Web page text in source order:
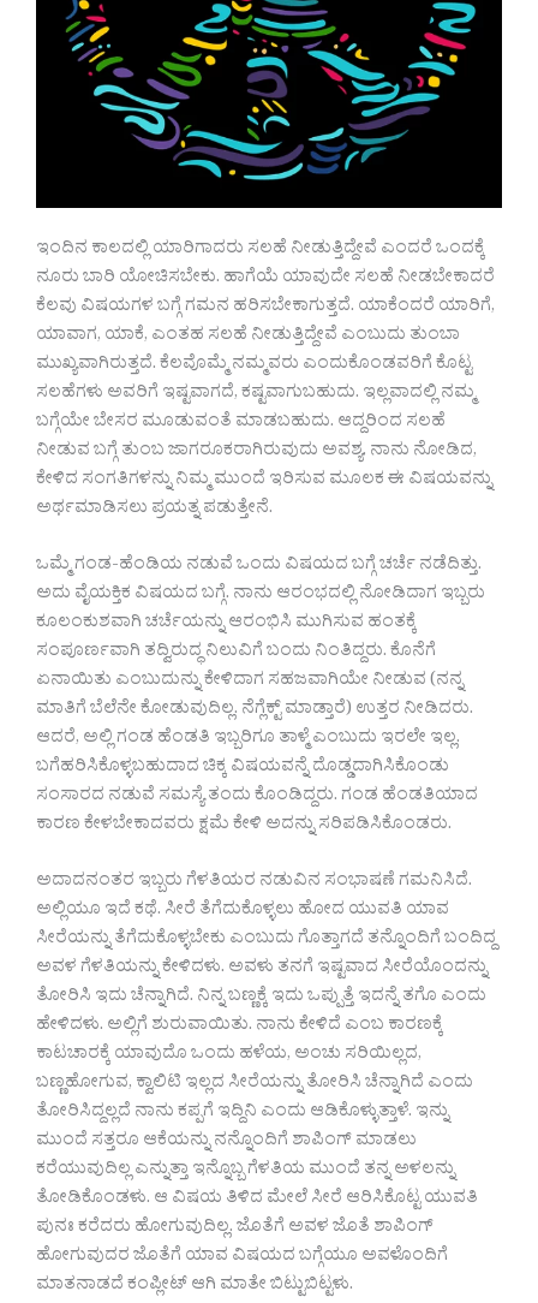
ಇಂದಿನ ಕಾಲದಲ್ಲಿ ಯಾರಿಗಾದರು ಸಲಹೆ ನೀಡುತ್ತಿದ್ದೇವೆ ಎಂದರೆ ಒಂದಕ್ಕೆ
ನೂರು ಬಾರಿ ಯೋಚಿಸಬೇಕು. ಹಾಗೆಯೆ ಯಾವುದೇ ಸಲಹೆ ನೀಡಬೇಕಾದರೆ
ಕೆಲವು ವಿಷಯಗಳ ಬಗ್ಗೆ ಗಮನ ಹರಿಸಬೇಕಾಗುತ್ತದೆ. ಯಾಕೆಂದರೆ ಯಾರಿಗೆ,
ಯಾವಾಗ, ಯಾಕೆ, ಎಂತಹ ಸಲಹೆ ನೀಡುತ್ತಿದ್ದೇವೆ ಎಂಬುದು ತುಂಬಾ
ಮುಖ್ಯವಾಗಿರುತ್ತದೆ. ಕೆಲವೊಮ್ಮೆ ನಮ್ಮವರು ಎಂದುಕೊಂಡವರಿಗೆ ಕೊಟ್ಟ
ಸಲಹೆಗಳು ಅವರಿಗೆ ಇಷ್ಟವಾಗದೆ, ಕಷ್ಟವಾಗುಬಹುದು. ಇಲ್ಲವಾದಲ್ಲಿ ನಮ್ಮ
ಬಗ್ಗೆಯೇ ಬೇಸರ ಮೂಡುವಂತೆ ಮಾಡಬಹುದು. ಆದ್ದರಿಂದ ಸಲಹೆ
ನೀಡುವ ಬಗ್ಗೆ ತುಂಬ ಜಾಗರೂಕರಾಗಿರುವುದು ಅವಶ್ಯ. ನಾನು ನೋಡಿದ,
ಕೇಳಿದ ಸಂಗತಿಗಳನ್ನು ನಿಮ್ಮ ಮುಂದೆ ಇರಿಸುವ ಮೂಲಕ ಈ ವಿಷಯವನ್ನು
ಅರ್ಥಮಾಡಿಸಲು ಪ್ರಯತ್ನ ಪಡುತ್ತೇನೆ.
ಒಮ್ಮೆ ಗಂಡ-ಹೆಂಡಿಯ ನಡುವೆ ಒಂದು ವಿಷಯದ ಬಗ್ಗೆ ಚರ್ಚೆ ನಡೆದಿತ್ತು.
ಅದು ವೈಯಕ್ತಿಕ ವಿಷಯದ ಬಗ್ಗೆ. ನಾನು ಆರಂಭದಲ್ಲಿ ನೋಡಿದಾಗ ಇಬ್ಬರು
ಕೂಲಂಕುಶವಾಗಿ ಚರ್ಚೆಯನ್ನು ಆರಂಭಿಸಿ ಮುಗಿಸುವ ಹಂತಕ್ಕೆ
ಸಂಪೂರ್ಣವಾಗಿ ತದ್ವಿರುದ್ಧ ನಿಲುವಿಗೆ ಬಂದು ನಿಂತಿದ್ದರು. ಕೊನೆಗೆ
ಏನಾಯಿತು ಎಂಬುದುನ್ನು ಕೇಳಿದಾಗ ಸಹಜವಾಗಿಯೇ ನೀಡುವ (ನನ್ನ
ಮಾತಿಗೆ ಬೆಲೆನೇ ಕೋಡುವುದಿಲ್ಲ. ನೆಗ್ಲೆಕ್ಟ್ ಮಾಡ್ತಾರೆ) ಉತ್ತರ ನೀಡಿದರು.
ಆದರೆ, ಅಲ್ಲಿ ಗಂಡ ಹೆಂಡತಿ ಇಬ್ಬರಿಗೂ ತಾಳ್ಮೆ ಎಂಬುದು ಇರಲೇ ಇಲ್ಲ.
ಬಗೆಹರಿಸಿಕೊಳ್ಳಬಹುದಾದ ಚಿಕ್ಕ ವಿಷಯವನ್ನೆ ದೊಡ್ಡದಾಗಿಸಿಕೊಂಡು
ಸಂಸಾರದ ನಡುವೆ ಸಮಸ್ಯೆ ತಂದು ಕೊಂಡಿದ್ದರು. ಗಂಡ ಹೆಂಡತಿಯಾದ
ಕಾರಣ ಕೇಳಬೇಕಾದವರು ಕ್ಷಮೆ ಕೇಳಿ ಅದನ್ನು ಸರಿಪಡಿಸಿಕೊಂಡರು.
ಅದಾದನಂತರ ಇಬ್ಬರು ಗೆಳತಿಯರ ನಡುವಿನ ಸಂಭಾಷಣೆ ಗಮನಿಸಿದೆ.
ಅಲ್ಲಿಯೂ ಇದೆ ಕಥೆ. ಸೀರೆ ತೆಗೆದುಕೊಳ್ಳಲು ಹೋದ ಯುವತಿ ಯಾವ
ಸೀರೆಯನ್ನು ತೆಗೆದುಕೊಳ್ಳಬೇಕು ಎಂಬುದು ಗೊತ್ತಾಗದೆ ತನ್ನೊಂದಿಗೆ ಬಂದಿದ್ದ
ಅವಳ ಗೆಳತಿಯನ್ನು ಕೇಳಿದಳು. ಅವಳು ತನಗೆ ಇಷ್ಟವಾದ ಸೀರೆಯೊಂದನ್ನು
ತೋರಿಸಿ ಇದು ಚೆನ್ನಾಗಿದೆ. ನಿನ್ನ ಬಣ್ಣಕ್ಕೆ ಇದು ಒಪ್ಪುತ್ತೆ ಇದನ್ನೆ ತಗೊ ಎಂದು
ಹೇಳಿದಳು. ಅಲ್ಲಿಗೆ ಶುರುವಾಯಿತು. ನಾನು ಕೇಳಿದೆ ಎಂಬ ಕಾರಣಕ್ಕೆ
ಕಾಟಚಾರಕ್ಕೆ ಯಾವುದೊ ಒಂದು ಹಳೆಯ, ಅಂಚು ಸರಿಯಿಲ್ಲದ,
ಬಣ್ಣಹೋಗುವ, ಕ್ವಾಲಿಟಿ ಇಲ್ಲದ ಸೀರೆಯನ್ನು ತೋರಿಸಿ ಚೆನ್ನಾಗಿದೆ ಎಂದು
ತೋರಿಸಿದ್ದಲ್ಲದೆ ನಾನು ಕಪ್ಪಗೆ ಇದ್ದಿನಿ ಎಂದು ಆಡಿಕೊಳ್ಳುತ್ತಾಳೆ. ಇನ್ನು
ಮುಂದೆ ಸತ್ತರೂ ಆಕೆಯನ್ನು ನನ್ನೊಂದಿಗೆ ಶಾಪಿಂಗ್ ಮಾಡಲು
ಕರೆಯುವುದಿಲ್ಲ ಎನ್ನುತ್ತಾ ಇನ್ನೊಬ್ಬ ಗೆಳತಿಯ ಮುಂದೆ ತನ್ನ ಅಳಲನ್ನು
ತೋಡಿಕೊಂಡಳು. ಆ ವಿಷಯ ತಿಳಿದ ಮೇಲೆ ಸೀರೆ ಆರಿಸಿಕೊಟ್ಟ ಯುವತಿ
ಪುನಃ ಕರೆದರು ಹೋಗುವುದಿಲ್ಲ. ಜೊತೆಗೆ ಅವಳ ಜೊತೆ ಶಾಪಿಂಗ್
ಹೋಗುವುದರ ಜೊತೆಗೆ ಯಾವ ವಿಷಯದ ಬಗ್ಗೆಯೂ ಅವಳೊಂದಿಗೆ
ಮಾತನಾಡದೆ ಕಂಪ್ಲೀಟ್ ಆಗಿ ಮಾತೇ ಬಿಟ್ಟುಬಿಟ್ಟಳು.